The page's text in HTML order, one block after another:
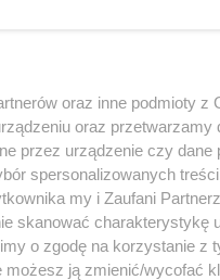
oraz inne podmioty
oraz przetwarzamy
przez urządzenie czy
spersonalizowanych
my i Zaufani
skanować charakterystykę
o zgodę na korzystanie z
możesz ją zmienić/wycofać